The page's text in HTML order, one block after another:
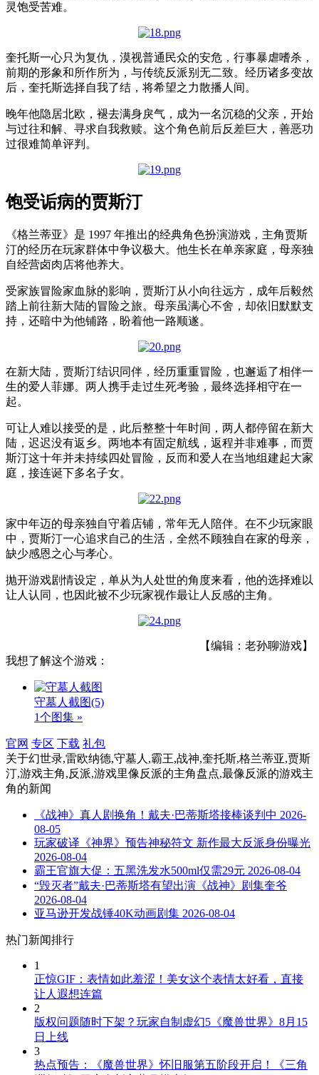
灵饱受苦难。
奎托斯一心只为复仇，漠视普通民众的安危，行事暴虐嗜杀，
前期的形象和所作所为，与传统反派别无二致。经历诸多变故
后，奎托斯选择自我了结，将希望之力散播人间。
晚年他隐居北欧，褪去满身戾气，成为一名沉稳的父亲，开始
与过往和解、寻求自我救赎。这个角色前后反差巨大，善恶功
过很难简单评判。
饱受诟病的贾斯汀
《格兰蒂亚》是 1997 年推出的经典角色扮演游戏，主角贾斯
汀的经历在玩家群体中争议极大。他生长在单亲家庭，母亲独
自经营卤肉店将他养大。
受家族冒险家血脉的影响，贾斯汀从小向往远方，成年后毅然
踏上前往新大陆的冒险之旅。母亲虽满心不舍，却依旧默默支
持，还暗中为他铺路，盼着他一路顺遂。
在新大陆，贾斯汀结识同伴，经历重重冒险，也邂逅了相伴一
生的爱人菲娜。两人携手走过生死考验，最终选择相守在一
起。
可让人难以接受的是，此后整整十年时间，两人都停留在新大
陆，迟迟没有返乡。两地本有固定航线，返程并非难事，而贾
斯汀这十年并未持续四处冒险，反而和爱人在当地组建起大家
庭，接连诞下多名子女。
家中年迈的母亲独自守着店铺，常年无人陪伴。在不少玩家眼
中，贾斯汀一心追求自己的生活，全然不顾独自在家的母亲，
缺少感恩之心与孝心。
抛开游戏剧情设定，单从为人处世的角度来看，他的选择难以
让人认同，也因此被不少玩家视作最让人反感的主角。
【编辑：老孙聊游戏】
我想了解这个游戏：
守墓人截图(5)
1个图集 »
官网 专区 下载 礼包
关于幻世录,雷欧纳德,守墓人,霸王,战神,奎托斯,格兰蒂亚,贾斯
汀,游戏主角,反派,游戏里像反派的主角盘点,最像反派的游戏主
角的新闻
《战神》真人剧换角！戴夫·巴蒂斯塔接棒谈判中 2026-
08-05
玩家破译《神界》预告神秘符文 新作最大反派身份曝光
2026-08-04
霸王官旗大促：五黑洗发水500ml仅需29元 2026-08-04
“毁灭者”戴夫·巴蒂斯塔有望出演《战神》剧集奎爷
2026-08-04
亚马逊开发战锤40K动画剧集 2026-08-04
热门新闻排行
1
正惊GIF：表情如此羞涩！美女这个表情太好看，直接
让人遐想连篇
2
版权问题随时下架？玩家自制虚幻5《魔兽世界》8月15
日上线
3
热点预告：《魔兽世界》怀旧服第五阶段开启！《三角